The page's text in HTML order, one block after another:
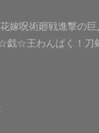
嫁呪術廻戦進撃の巨
戯☆王わんぱく！刀